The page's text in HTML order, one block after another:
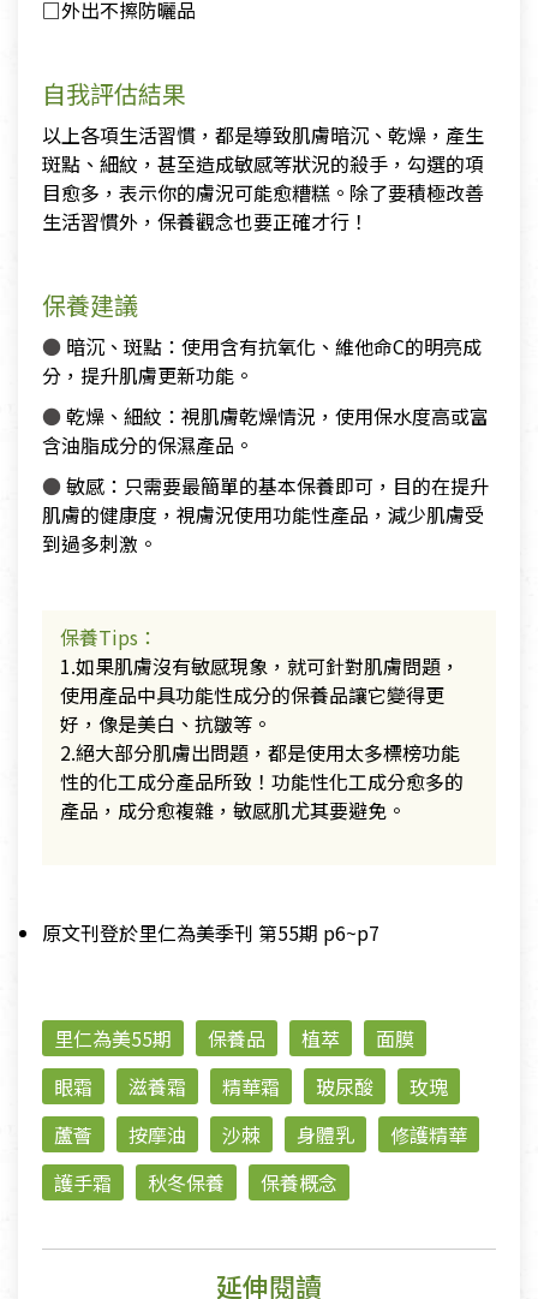
□外出不擦防曬品
自我評估結果
以上各項生活習慣，都是導致肌膚暗沉、乾燥，產生
斑點、細紋，甚至造成敏感等狀況的殺手，勾選的項
目愈多，表示你的膚況可能愈糟糕。除了要積極改善
生活習慣外，保養觀念也要正確才行！
保養建議
● 暗沉、斑點：使用含有抗氧化、維他命C的明亮成
分，提升肌膚更新功能。
●乾燥、細紋：視肌膚乾燥情況，使用保水度高或富
含油脂成分的保濕產品。
●敏感：只需要最簡單的基本保養即可，目的在提升
肌膚的健康度，視膚況使用功能性產品，減少肌膚受
到過多刺激。
保養Tips：
1.如果肌膚沒有敏感現象，就可針對肌膚問題，
使用產品中具功能性成分的保養品讓它變得更
好，像是美白、抗皺等。
2.絕大部分肌膚出問題，都是使用太多標榜功能
性的化工成分產品所致！功能性化工成分愈多的
產品，成分愈複雜，敏感肌尤其要避免。
原文刊登於里仁為美季刊 第55期 p6~p7
里仁為美55期 保養品 植萃
面膜
眼霜
滋養霜 精華霜 玻尿酸
玫瑰
蘆薈
按摩油 沙棘 身體乳
修護精華
護手霜
秋冬保養 保養概念
延伸閱讀